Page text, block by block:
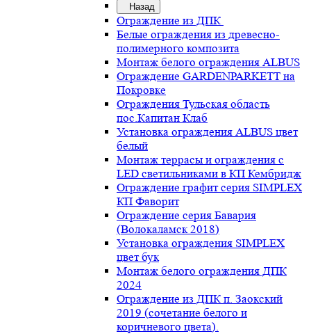
Назад
Ограждение из ДПК
Белые ограждения из древесно-
полимерного композита
Монтаж белого ограждения ALBUS
Ограждение GARDENPARKETT на
Покровке
Ограждения Тульская область
пос.Капитан Клаб
Установка ограждения ALBUS цвет
белый
Монтаж террасы и ограждения с
LED светильниками в КП Кембридж
Ограждение графит серия SIMPLEX
КП Фаворит
Ограждение серия Бавария
(Волокаламск 2018)
Установка ограждения SIMPLEX
цвет бук
Монтаж белого ограждения ДПК
2024
Ограждение из ДПК п. Заокский
2019 (сочетание белого и
коричневого цвета).